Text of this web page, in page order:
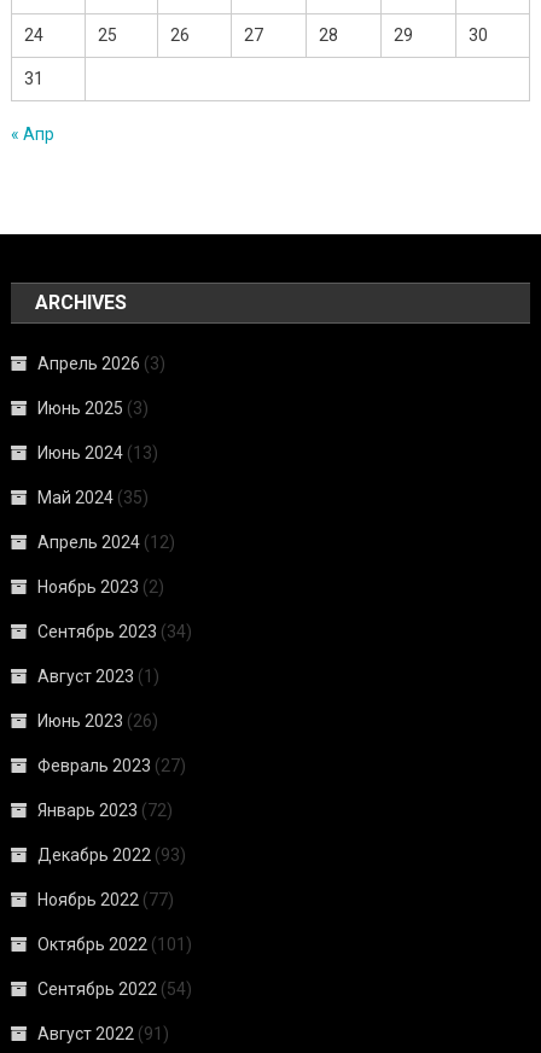
24 25 26 27 28 29 30
31
« Апр
ARCHIVES
Апрель 2026 (3)
Июнь 2025 (3)
Июнь 2024 (13)
Май 2024 (35)
Апрель 2024 (12)
Ноябрь 2023 (2)
Сентябрь 2023 (34)
Август 2023 (1)
Июнь 2023 (26)
Февраль 2023 (27)
Январь 2023 (72)
Декабрь 2022 (93)
Ноябрь 2022 (77)
Октябрь 2022 (101)
Сентябрь 2022 (54)
Август 2022 (91)